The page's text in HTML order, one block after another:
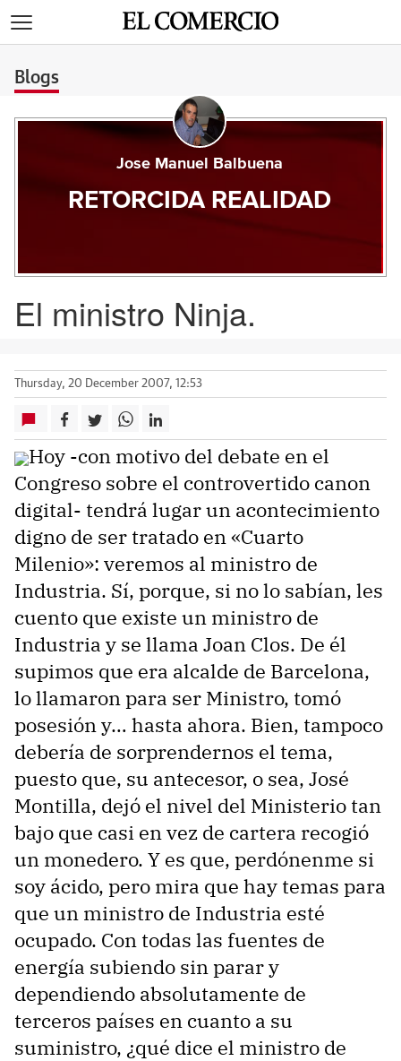
Blogs
Jose Manuel Balbuena
RETORCIDA REALIDAD
El ministro Ninja.
Thursday, 20 December 2007, 12:53
Hoy -con motivo del debate en el
Congreso sobre el controvertido canon
digital- tendrá lugar un acontecimiento
digno de ser tratado en «Cuarto
Milenio»: veremos al ministro de
Industria. Sí, porque, si no lo sabían, les
cuento que existe un ministro de
Industria y se llama Joan Clos. De él
supimos que era alcalde de Barcelona,
lo llamaron para ser Ministro, tomó
posesión y… hasta ahora. Bien, tampoco
debería de sorprendernos el tema,
puesto que, su antecesor, o sea, José
Montilla, dejó el nivel del Ministerio tan
bajo que casi en vez de cartera recogió
un monedero. Y es que, perdónenme si
soy ácido, pero mira que hay temas para
que un ministro de Industria esté
ocupado. Con todas las fuentes de
energía subiendo sin parar y
dependiendo absolutamente de
terceros países en cuanto a su
suministro, ¿qué dice el ministro de